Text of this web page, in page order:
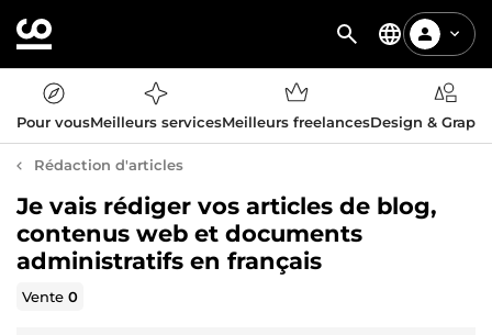
Pour vousMeilleurs servicesMeilleurs freelancesDesign &
Rédaction d'articles
Je vais rédiger vos articles de blog,
contenus web et documents
administratifs en français
Vente0